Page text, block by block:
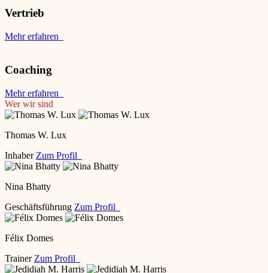
Vertrieb
Mehr erfahren
Coaching
Mehr erfahren
Wer wir sind
Thomas W. Lux
Inhaber Zum Profil
Nina Bhatty
Geschäftsführung Zum Profil
Félix Domes
Trainer Zum Profil